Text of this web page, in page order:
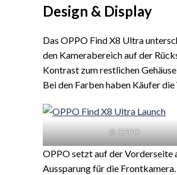
Design & Display
Das OPPO Find X8 Ultra
den Kamerabereich auf der
Kontrast zum restlichen
Bei den Farben haben Käufer
© OPPO
OPPO setzt auf der Vorderseite
Aussparung für die